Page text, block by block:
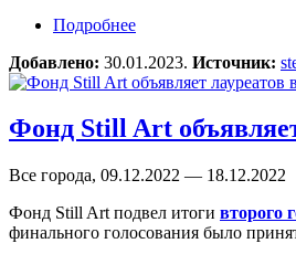
Подробнее
Добавлено: 30.01.2023. Источник:
Фонд Still Art
Все города, 09.12.2022 — 18.12.2022
Фонд Still Art подвел итоги второго
финального голосования было